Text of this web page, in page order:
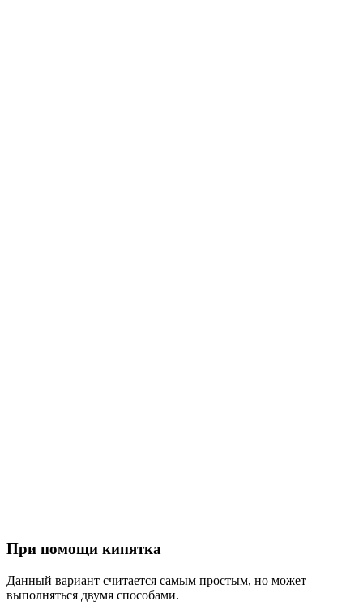
При помощи кипятка
Данный вариант считается самым простым, но может
выполняться двумя способами.